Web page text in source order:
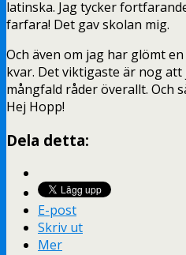
latinska. Jag tycker
farfara! Det gav skolan mig.
Och även om jag har glömt
kvar. Det viktigaste är nog
mångfald råder överallt. Och
Hej Hopp!
Dela detta:
E-post
Skriv ut
Mer